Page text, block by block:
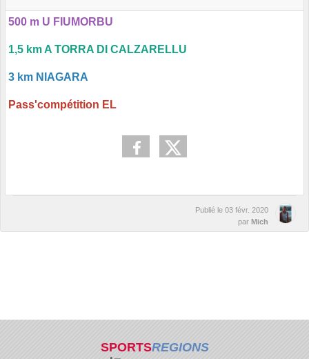
500 m U FIUMORBU
1,5 km A TORRA DI CALZARELLU
3 km NIAGARA
Pass'compétition EL
Publié le 03 févr. 2020
par Mich
SPORTSREGIONS